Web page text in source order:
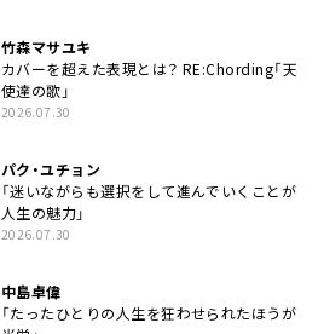
竹森マサユキ
カバーを超えた表現とは？ RE:Chording「天
使達の歌」
2026.07.30
パク・ユチョン
「迷いながらも選択をして進んでいくことが
人生の魅力」
2026.07.30
中島卓偉
「たったひとりの人生を狂わせられたほうが